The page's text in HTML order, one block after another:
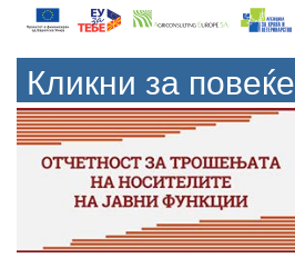
Кликни за повеќе